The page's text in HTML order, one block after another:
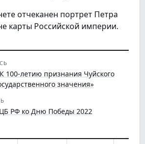
отчеканен портрет Петра
карты Российской империи.
100-летию признания Чуйского
значения»
РФ ко Дню Победы 2022